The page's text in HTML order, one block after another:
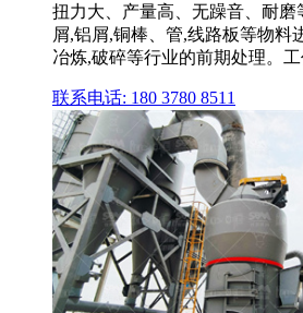
扭力大、产量高、无躁音、耐磨
屑,铝屑,铜棒、管,线路板等物料
冶炼,破碎等行业的前期处理。
联系电话: 180 3780 8511